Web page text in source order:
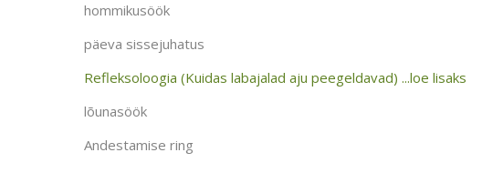
hommikusöök
päeva sissejuhatus
Refleksoloogia (Kuidas labajalad aju peegeldavad) ...loe lisaks
lõunasöök
Andestamise ring